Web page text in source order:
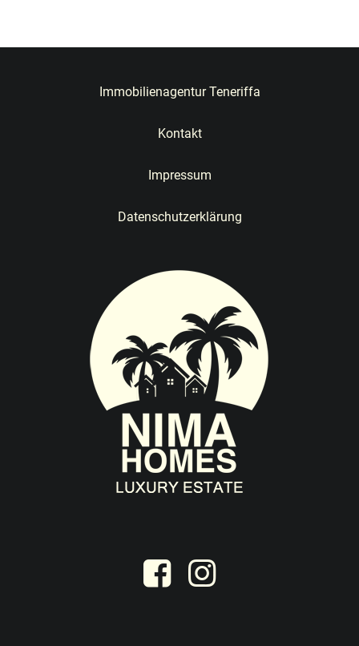
Immobilienagentur Teneriffa
Kontakt
Impressum
Datenschutzerklärung